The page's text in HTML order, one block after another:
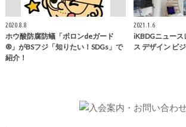
2020.8.8
ホウ酸防腐防蟻「ボロンdeガード
®」がBSフジ「知りたい！SDGs」で
紹介！
2021.1.6
iKBDGニュー
ス デザイン ビ